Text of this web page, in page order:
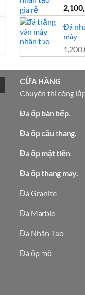
Đá
mây
CỬA HÀNG
Chuyên thi công
Đá ốp bàn bếp.
Đá ốp cầu thang.
Đá ốp mặt tiền.
Đá ốp thang máy.
Đá Granite
Đá Marble
Đá Nhân Tạo
Đá ốp mộ